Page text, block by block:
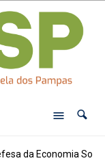
da Economia